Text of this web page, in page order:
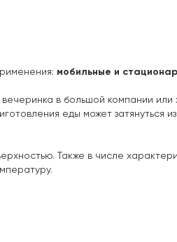
мобильные и
в большой компании или
еды может затянуться
Также в числе